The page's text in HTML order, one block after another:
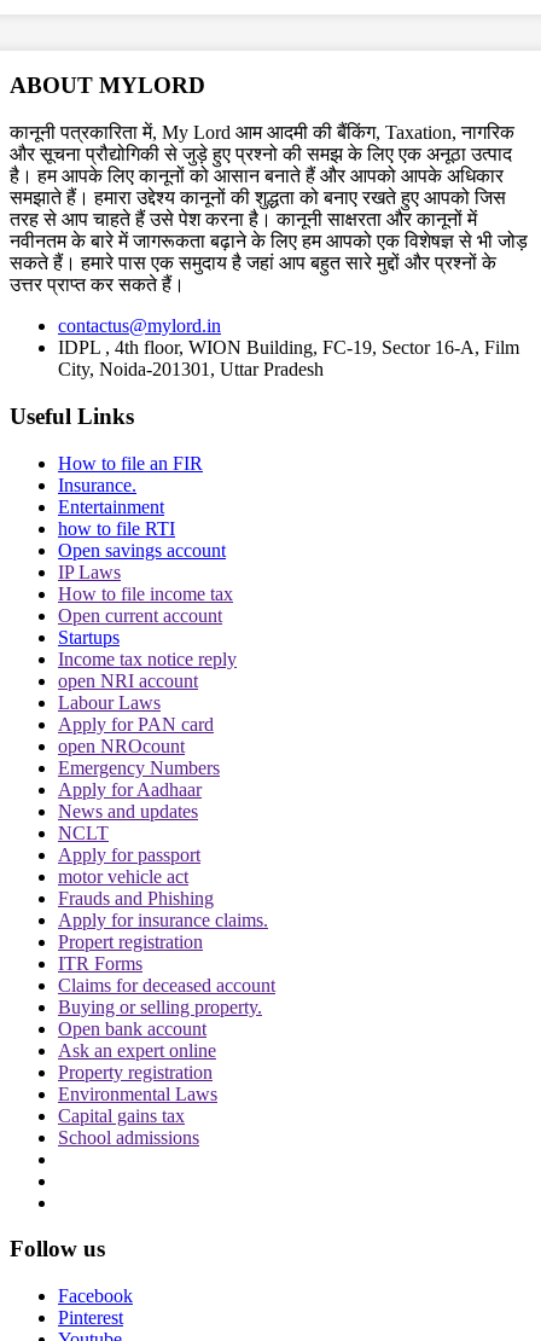
Rape के आरोपी को जमानत से किया इंकार, मनुस्मृति के श्लोक का जिक्र
More News
Topics
MLA Abbas AnsariAbbas Ansari Allahabad High Court
Gangster Act
Trending in Hindi
CJI पर जूता फेंकने वाले वकील की बढ़ी मुश्किलें, AG
ने 'अवमानना' की कार्यवाही शुरू करने की इजाजत दी
पर्सनैलिटी राइट्स मामले में ऋतिक रोशन को मिली
Delhi HC को बड़ी राहत, कहा- ऑनलाइन प्लेटफॉर्म्स
को ऐसे पोस्ट हटाने होंगे
दिवाली पर Delhi-NCR के लोग फोड़ सकेंगे पटाखें,
इन शर्तों के साथ सुप्रीम कोर्ट ने दी ये इजाजत
बिहार विधानसभा चुनाव लड़ने के लिए अंतरिम जमानत
की मांग, शरजील इमाम ने Delhi Court से याचिका
वापस ली, अब सुप्रीम कोर्ट जाएंगे
ABOUT MYLORD
कानूनी पत्रकारिता में, My Lord आम आदमी की बैंकिंग, Taxation, नागरिक
और सूचना प्रौद्योगिकी से जुड़े हुए प्रश्नो की समझ के लिए एक अनूठा उत्पाद
है। हम आपके लिए कानूनों को आसान बनाते हैं और आपको आपके अधिकार
समझाते हैं। हमारा उद्देश्य कानूनों की शुद्धता को बनाए रखते हुए आपको जिस
तरह से आप चाहते हैं उसे पेश करना है। कानूनी साक्षरता और कानूनों में
नवीनतम के बारे में जागरूकता बढ़ाने के लिए हम आपको एक विशेषज्ञ से भी जोड़
सकते हैं। हमारे पास एक समुदाय है जहां आप बहुत सारे मुद्दों और प्रश्नों के
उत्तर प्राप्त कर सकते हैं।
contactus@mylord.in
IDPL , 4th floor, WION Building, FC-19, Sector 16-A, Film
City, Noida-201301, Uttar Pradesh
Useful Links
How to file an FIR
Insurance.
Entertainment
how to file RTI
Open savings account
IP Laws
How to file income tax
Open current account
Startups
Income tax notice reply
open NRI account
Labour Laws
Apply for PAN card
open NROcount
Emergency Numbers
Apply for Aadhaar
News and updates
NCLT
Apply for passport
motor vehicle act
Frauds and Phishing
Apply for insurance claims.
Propert registration
ITR Forms
Claims for deceased account
Buying or selling property.
Open bank account
Ask an expert online
Property registration
Environmental Laws
Capital gains tax
School admissions
Follow us
Facebook
Pinterest